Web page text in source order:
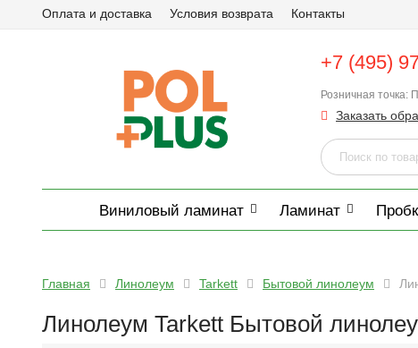
Оплата и доставка Условия возврата Контакты
+7 (495)
Розничная
Заказать
Виниловый ламинат Ламинат
Главная Линолеум Tarkett Бытовой линолеум
Линолеум Tarkett Бытовой